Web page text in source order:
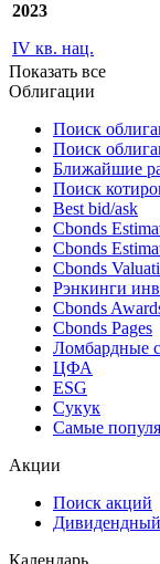
2023
IV кв. нац.
Показать все
Облигации
Поиск
Поиск
Ближайшие
Поиск
Best bid/ask
Cbonds
Cbonds
Cbonds
Рэнкинги
Cbonds
Cbonds Pages
Ломбардные
ЦФА
ESG
Сукук
Самые
Акции
Поиск акций
Дивидендный